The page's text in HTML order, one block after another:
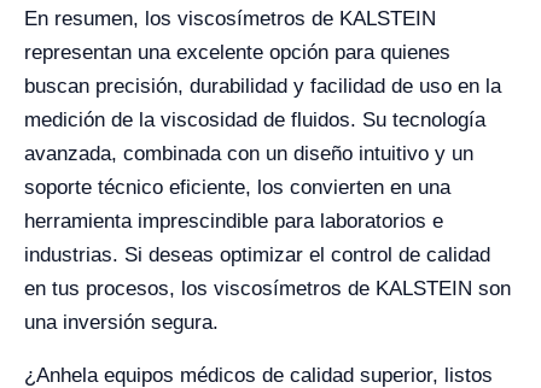
En resumen, los viscosímetros de KALSTEIN
representan una excelente opción para quienes
buscan precisión, durabilidad y facilidad de uso en la
medición de la viscosidad de fluidos. Su tecnología
avanzada, combinada con un diseño intuitivo y un
soporte técnico eficiente, los convierten en una
herramienta imprescindible para laboratorios e
industrias. Si deseas optimizar el control de calidad
en tus procesos, los viscosímetros de KALSTEIN son
una inversión segura.
¿Anhela equipos médicos de calidad superior, listos